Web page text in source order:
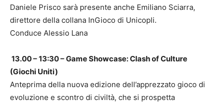
Daniele Prisco sarà presente anche Emiliano Sciarra,
direttore della collana InGioco di Unicopli.
Conduce Alessio Lana
13.00 – 13:30 – Game Showcase: Clash of Culture
(Giochi Uniti)
Anteprima della nuova edizione dell’apprezzato gioco di
evoluzione e scontro di civiltà, che si prospetta